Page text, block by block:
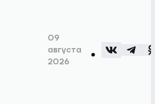
09
августа
2026